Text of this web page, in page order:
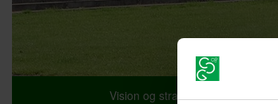
Vision og strategi Personale